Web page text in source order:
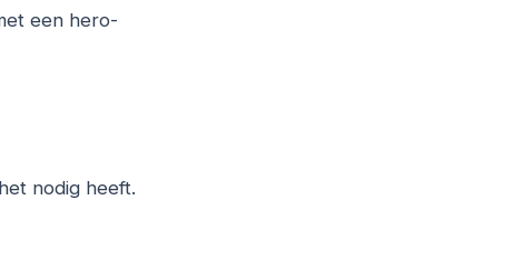
een hero-
nodig heeft.